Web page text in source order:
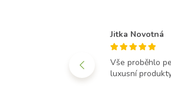
k narozeninám, byla z
Jitka Novotná
Vše proběhlo
luxusní